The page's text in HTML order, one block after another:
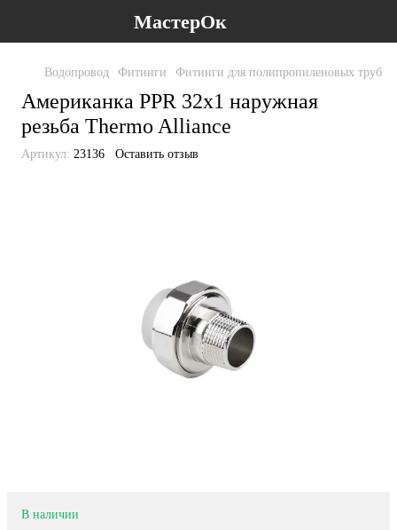
МастерОк
Водопровод Фитинги Фитинги для полипропиленовых труб
Американка PPR 32х1 наружная
резьба Thermo Alliance
Артикул: 23136 Оставить отзыв
В наличии